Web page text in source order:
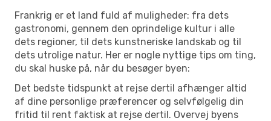
Frankrig er et land fuld af muligheder: fra dets
gastronomi, gennem den oprindelige kultur i alle
dets regioner, til dets kunstneriske landskab og til
dets utrolige natur. Her er nogle nyttige tips om ting,
du skal huske på, når du besøger byen:
Det bedste tidspunkt at rejse dertil afhænger altid
af dine personlige præferencer og selvfølgelig din
fritid til rent faktisk at rejse dertil. Overvej byens